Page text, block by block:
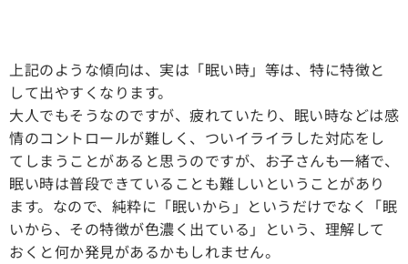
上記のような傾向は、実は「眠い時」等は、特に特徴と
して出やすくなります。
大人でもそうなのですが、疲れていたり、眠い時などは感
情のコントロールが難しく、ついイライラした対応をし
てしまうことがあると思うのですが、お子さんも一緒で、
眠い時は普段できていることも難しいということがあり
ます。なので、純粋に「眠いから」というだけでなく「眠
いから、その特徴が色濃く出ている」という、理解して
おくと何か発見があるかもしれません。